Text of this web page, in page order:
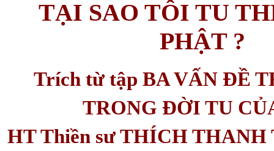
TẠI SAO TÔI TU
PHẬT ?
Trích từ tập BA VẤN ĐỀ
TRONG ĐỜI TU
HT Thiền sư THÍCH